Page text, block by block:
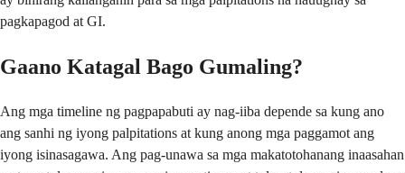
pagkapagod at GI.
Gaano Katagal Bago Gumaling?
Ang mga timeline ng pagpapabuti ay nag-iiba depende sa kung ano
ang sanhi ng iyong palpitations at kung anong mga paggamot ang
iyong isinasagawa. Ang pag-unawa sa mga makatotohanang inaasahan